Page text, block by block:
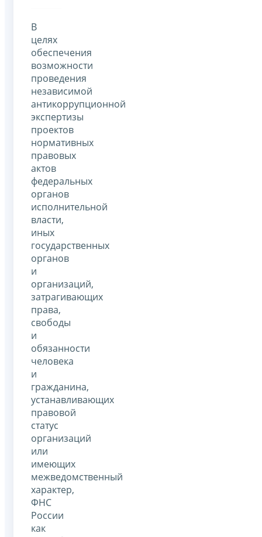
В
целях
обеспечения
возможности
проведения
независимой
антикоррупционной
экспертизы
проектов
нормативных
правовых
актов
федеральных
органов
исполнительной
власти,
иных
государственных
органов
и
организаций,
затрагивающих
права,
свободы
и
обязанности
человека
и
гражданина,
устанавливающих
правовой
статус
организаций
или
имеющих
межведомственный
характер,
ФНС
России
как